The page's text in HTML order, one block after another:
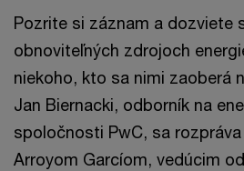
Pozrite si záznam a dozviete
obnoviteľných zdrojoch
niekoho, kto sa nimi zaoberá
Jan Biernacki, odborník na
spoločnosti PwC, sa
Arroyom Garcíom, vedúcim